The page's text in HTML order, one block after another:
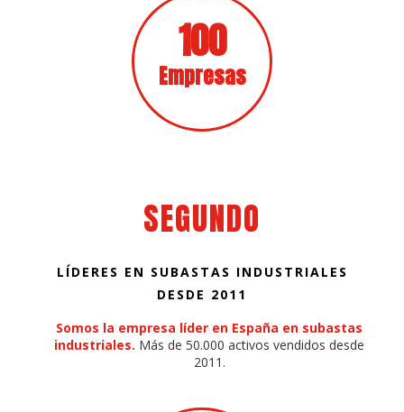
100
Empresas
SEGUNDO
LÍDERES EN SUBASTAS INDUSTRIALES
DESDE 2011
Somos la empresa líder en España en subastas
industriales. Más de 50.000 activos vendidos desde
2011.